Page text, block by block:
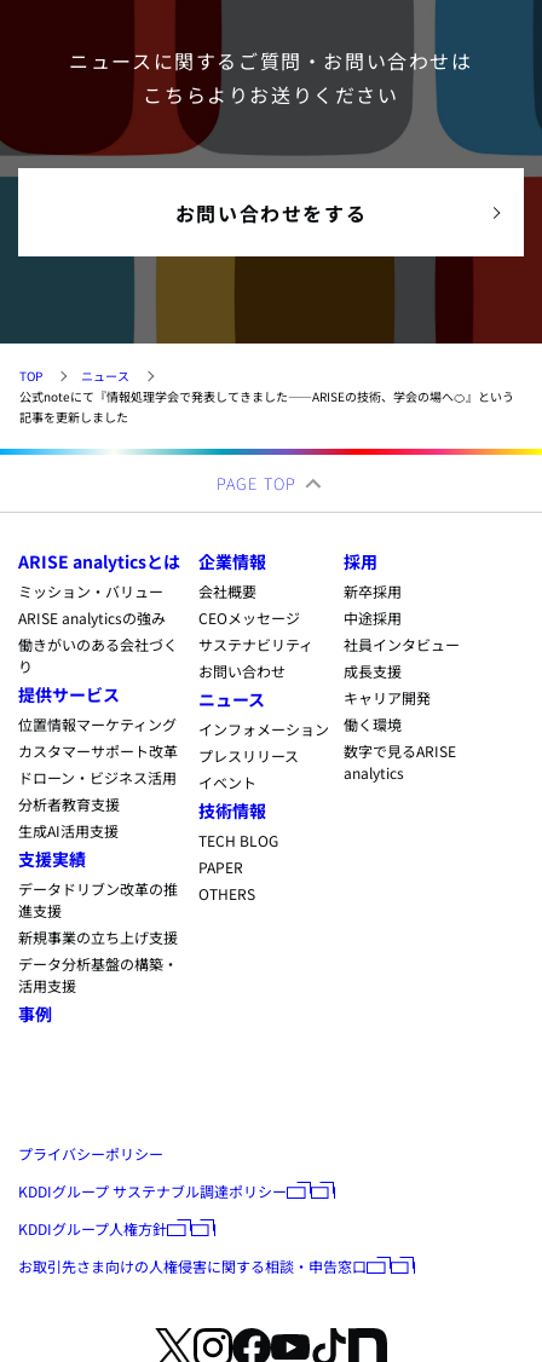
ニュースに関するご質問・お問い合わせは
こちらよりお送りください
お問い合わせをする
TOP
ニュース
公式noteにて『情報処理学会で発表してきました——ARISEの技術、学会の場へ🍊』という
記事を更新しました
PAGE TOP
プライバシーポリシー
KDDIグループ サステナブル調達ポリシー
KDDIグループ人権方針
お取引先さま向けの人権侵害に関する相談・申告窓口
ARISE analyticsとは
ミッション・バリュー
ARISE analyticsの強み
働きがいのある会社づく
り
提供サービス
位置情報マーケティング
カスタマーサポート改革
ドローン・ビジネス活用
分析者教育支援
生成AI活用支援
支援実績
データドリブン改革の推
進支援
新規事業の立ち上げ支援
データ分析基盤の構築・
活用支援
事例
企業情報
会社概要
CEOメッセージ
サステナビリティ
お問い合わせ
ニュース
インフォメーション
プレスリリース
イベント
技術情報
TECH BLOG
PAPER
OTHERS
採用
新卒採用
中途採用
社員インタビュー
成長支援
キャリア開発
働く環境
数字で見るARISE
analytics